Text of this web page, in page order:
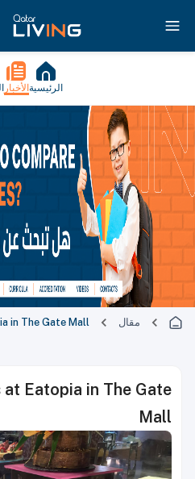
الرئيسية الأخبار
مقال in The Gate Mall
at Eatopia in The Gate
Mall